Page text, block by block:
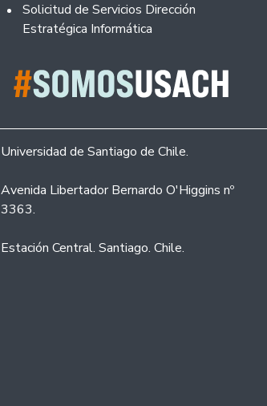
Solicitud de Servicios Dirección
Estratégica Informática
Universidad de Santiago de Chile.
Avenida Libertador Bernardo O'Higgins nº
3363.
Estación Central. Santiago. Chile.